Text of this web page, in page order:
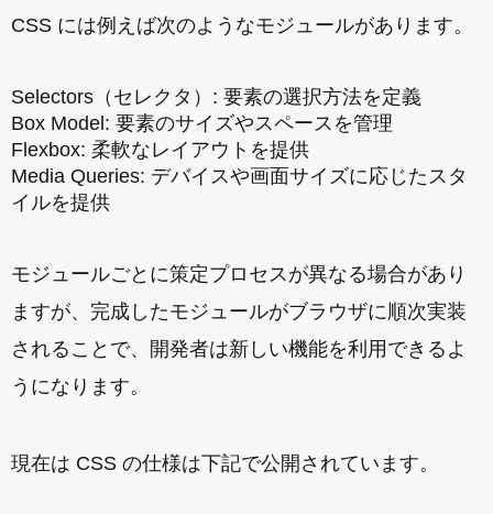
CSS には例えば次のようなモジュールがあります。
Selectors（セレクタ）: 要素の選択方法を定義
Box Model: 要素のサイズやスペースを管理
Flexbox: 柔軟なレイアウトを提供
Media Queries: デバイスや画面サイズに応じたスタ
イルを提供
モジュールごとに策定プロセスが異なる場合があり
ますが、完成したモジュールがブラウザに順次実装
されることで、開発者は新しい機能を利用できるよ
うになります。
現在は CSS の仕様は下記で公開されています。